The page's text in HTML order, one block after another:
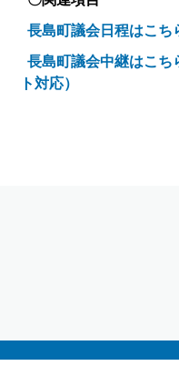
長島町議会日程はこち
長島町議会中継はこち
ト対応）